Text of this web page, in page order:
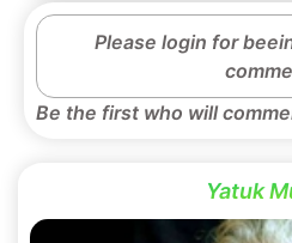
Please login for
Be the first who will
Yatuk